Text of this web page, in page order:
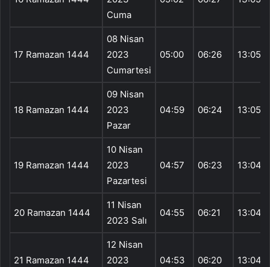
Cuma
17 Ramazan 1444
08 Nisan
2023
Cumartesi
05:00 06:26 13:05
18 Ramazan 1444
09 Nisan
2023
Pazar
04:59 06:24 13:05
19 Ramazan 1444
10 Nisan
2023
Pazartesi
04:57 06:23 13:04
20 Ramazan 1444
11 Nisan
2023 Salı
04:55 06:21 13:04
21 Ramazan 1444
12 Nisan
2023
04:53 06:20 13:04